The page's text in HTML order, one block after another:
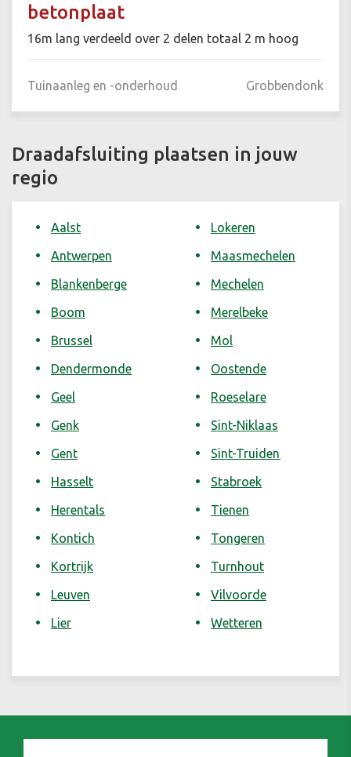
betonplaat
16m lang verdeeld over 2 delen totaal 2 m hoog
Tuinaanleg en -onderhoud Grobbendonk
Draadafsluiting plaatsen in jouw
regio
Aalst
Antwerpen
Blankenberge
Boom
Brussel
Dendermonde
Geel
Genk
Gent
Hasselt
Herentals
Kontich
Kortrijk
Leuven
Lier
Lokeren
Maasmechelen
Mechelen
Merelbeke
Mol
Oostende
Roeselare
Sint-Niklaas
Sint-Truiden
Stabroek
Tienen
Tongeren
Turnhout
Vilvoorde
Wetteren